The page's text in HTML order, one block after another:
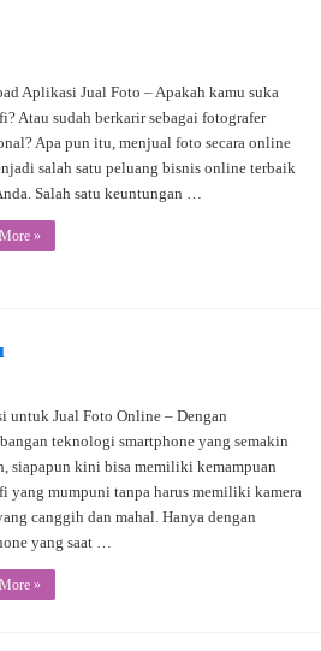
Aplikasi Jual Foto – Apakah kamu suka
Atau sudah berkarir sebagai fotografer
Apa pun itu, menjual foto secara online
salah satu peluang bisnis online terbaik
Salah satu keuntungan …
»
untuk Jual Foto Online – Dengan
teknologi smartphone yang semakin
siapapun kini bisa memiliki kemampuan
yang mumpuni tanpa harus memiliki kamera
canggih dan mahal. Hanya dengan
yang saat …
»